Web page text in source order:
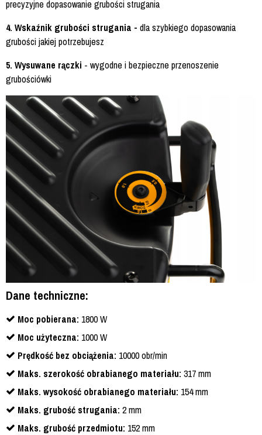
precyzyjne dopasowanie grubości strugania
4. Wskaźnik grubości strugania - dla szybkiego dopasowania
grubości jakiej potrzebujesz
5. Wysuwane rączki - wygodne i bezpieczne przenoszenie
grubościówki
Dane techniczne:
Moc pobierana: 1800 W
Moc użyteczna: 1000 W
Prędkość bez obciążenia: 10000 obr/min
Maks. szerokość obrabianego materiału: 317 mm
Maks. wysokość obrabianego materiału: 154 mm
Maks. grubość strugania: 2 mm
Maks. grubość przedmiotu: 152 mm